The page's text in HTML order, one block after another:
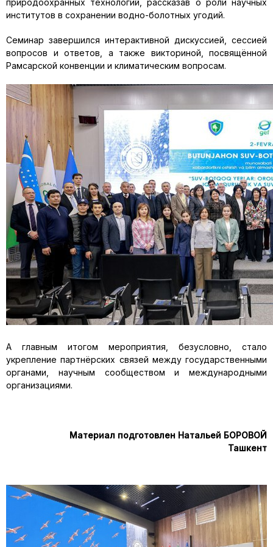
природоохранных технологий, рассказав о роли научных
институтов в сохранении водно-болотных угодий.
Семинар завершился интерактивной дискуссией, сессией
вопросов и ответов, а также викториной, посвящённой
Рамсарской конвенции и климатическим вопросам.
А главным итогом мероприятия, безусловно, стало
укрепление партнёрских связей между государственными
органами, научным сообществом и международными
организациями.
Материал подготовлен Натальей БОРОВОЙ
Ташкент